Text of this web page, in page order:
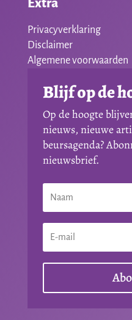
Extra
Privacyverklaring
Disclaimer
Algemene voorwaarden
Blijf op de
Op de hoogte
nieuws, nieuwe
beursagenda?
nieuwsbrief.